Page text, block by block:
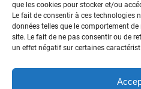
que les cookies pour stocker et/ou
Le fait de consentir à ces technologies
données telles que le comportement
site. Le fait de ne pas consentir ou de
un effet négatif sur certaines
ADN
Fédération